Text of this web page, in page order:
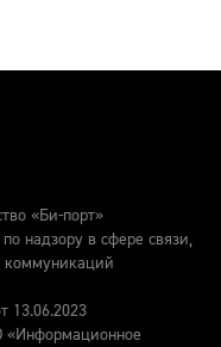
«Би-порт»
надзору в сфере связи,
коммуникаций
13.06.2023
«Информационное